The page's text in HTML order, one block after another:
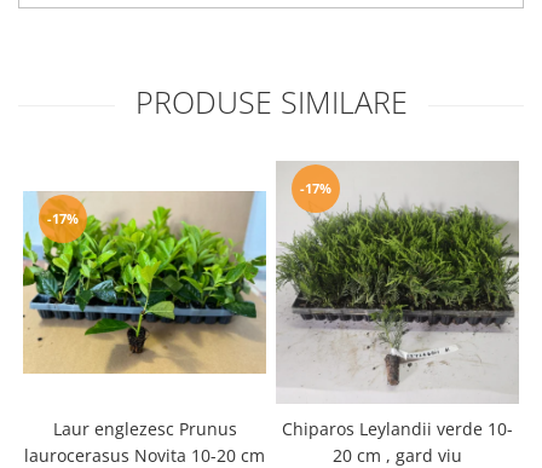
PRODUSE SIMILARE
-17%
Laur englezesc Prunus
laurocerasus Novita 10-20 cm
-17%
Chiparos Leylandii verde 10-
20 cm , gard viu